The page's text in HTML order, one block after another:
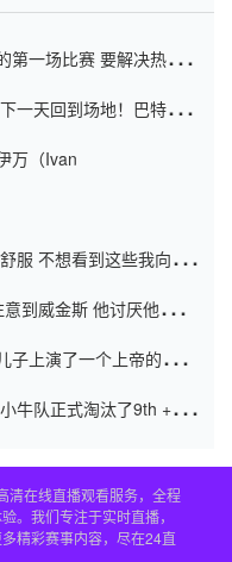
一场比赛 要解决热情的
一天回到场地！巴特勒迈
万（Ivan
服 不想看到这些我向他
到威金斯 他讨厌他的老
子上演了一个上帝的剧
牛队正式淘汰了9th + 76
在线直播观看服务，全程
。我们专注于实时直播，
精彩赛事内容，尽在24直